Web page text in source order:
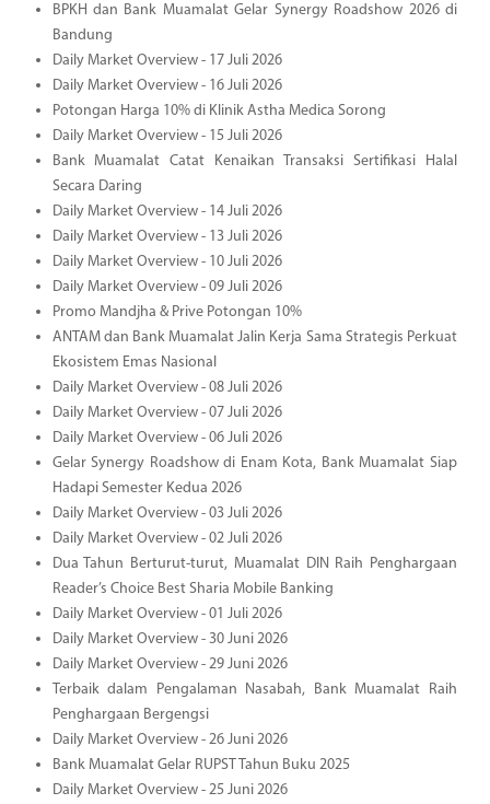
BPKH dan Bank Muamalat Gelar Synergy Roadshow 2026 di
Bandung
Daily Market Overview - 17 Juli 2026
Daily Market Overview - 16 Juli 2026
Potongan Harga 10% di Klinik Astha Medica Sorong
Daily Market Overview - 15 Juli 2026
Bank Muamalat Catat Kenaikan Transaksi Sertifikasi Halal
Secara Daring
Daily Market Overview - 14 Juli 2026
Daily Market Overview - 13 Juli 2026
Daily Market Overview - 10 Juli 2026
Daily Market Overview - 09 Juli 2026
Promo Mandjha & Prive Potongan 10%
ANTAM dan Bank Muamalat Jalin Kerja Sama Strategis Perkuat
Ekosistem Emas Nasional
Daily Market Overview - 08 Juli 2026
Daily Market Overview - 07 Juli 2026
Daily Market Overview - 06 Juli 2026
Gelar Synergy Roadshow di Enam Kota, Bank Muamalat Siap
Hadapi Semester Kedua 2026
Daily Market Overview - 03 Juli 2026
Daily Market Overview - 02 Juli 2026
Dua Tahun Berturut-turut, Muamalat DIN Raih Penghargaan
Reader’s Choice Best Sharia Mobile Banking
Daily Market Overview - 01 Juli 2026
Daily Market Overview - 30 Juni 2026
Daily Market Overview - 29 Juni 2026
Terbaik dalam Pengalaman Nasabah, Bank Muamalat Raih
Penghargaan Bergengsi
Daily Market Overview - 26 Juni 2026
Bank Muamalat Gelar RUPST Tahun Buku 2025
Daily Market Overview - 25 Juni 2026